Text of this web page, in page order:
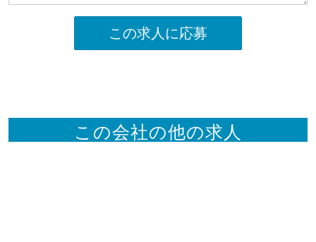
この求人に応募
この会社の他の求人